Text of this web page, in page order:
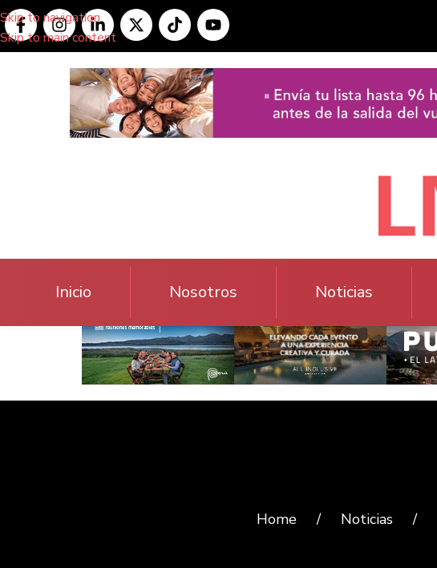
Skip to navigation
Skip to main content
Inicio Nosotros Noticias
Home / Noticias /